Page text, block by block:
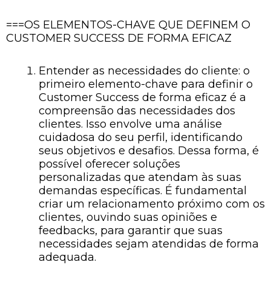
===OS ELEMENTOS-CHAVE QUE DEFINEM O
CUSTOMER SUCCESS DE FORMA EFICAZ
Entender as necessidades do cliente: o
primeiro elemento-chave para definir o
Customer Success de forma eficaz é a
compreensão das necessidades dos
clientes. Isso envolve uma análise
cuidadosa do seu perfil, identificando
seus objetivos e desafios. Dessa forma, é
possível oferecer soluções
personalizadas que atendam às suas
demandas específicas. É fundamental
criar um relacionamento próximo com os
clientes, ouvindo suas opiniões e
feedbacks, para garantir que suas
necessidades sejam atendidas de forma
adequada.